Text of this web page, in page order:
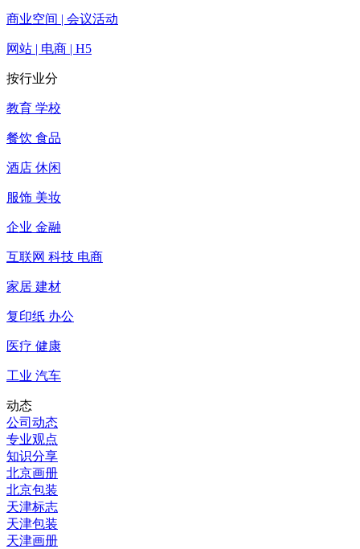
商业空间 | 会议活动
网站 | 电商 | H5
按行业分
教育 学校
餐饮 食品
酒店 休闲
服饰 美妆
企业 金融
互联网 科技 电商
家居 建材
复印纸 办公
医疗 健康
工业 汽车
动态
公司动态
专业观点
知识分享
北京画册
北京包装
天津标志
天津包装
天津画册